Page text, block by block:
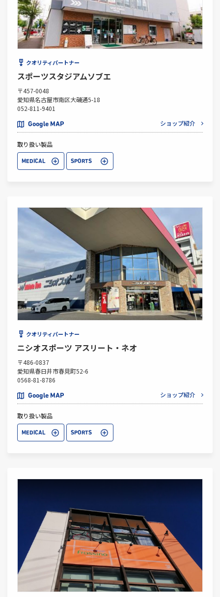
クオリティパートナー
スポーツスタジアムソブエ
〒457-0048
愛知県名古屋市南区大磯通5-18
052-811-9401
Google MAP ショップ紹介
取り扱い製品
MEDICAL SPORTS
クオリティパートナー
ニシオスポーツ アスリート・ネオ
〒486-0837
愛知県春日井市春見町52-6
0568-81-8786
Google MAP ショップ紹介
取り扱い製品
MEDICAL SPORTS